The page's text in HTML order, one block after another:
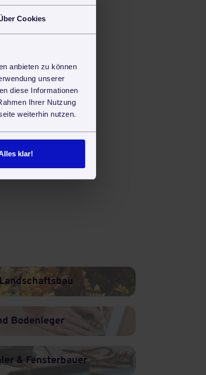
Cookies
anbieten zu können
unserer
diese Informationen
Ihrer Nutzung
weiterhin nutzen.
klar!
Qualitätskontrolle
Bodenleger
& Fensterbauer